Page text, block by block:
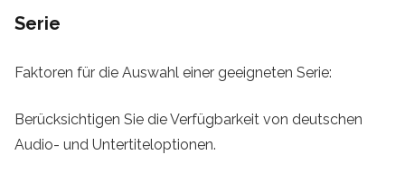
Serie
Faktoren für die Auswahl einer geeigneten Serie:
Berücksichtigen Sie die Verfügbarkeit von deutschen
Audio- und Untertiteloptionen.